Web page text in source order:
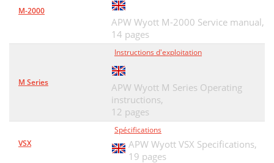
M-2000
APW Wyott M-2000 Service manual,
14 pages
M Series
Instructions d'exploitation
APW Wyott M Series Operating
instructions,
12 pages
VSX
Spécifications
APW Wyott VSX Specifications,
19 pages